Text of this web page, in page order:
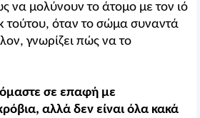
να μολύνουν το άτομο με τον ιό
τούτου, όταν το σώμα συναντά
γνωρίζει πώς να το
σε επαφή με
αλλά δεν είναι όλα κακά